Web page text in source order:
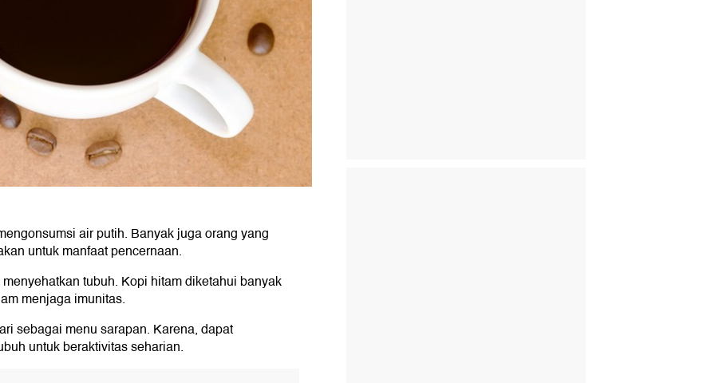
air putih. Banyak juga orang yang
untuk manfaat pencernaan.
tubuh. Kopi hitam diketahui banyak
menjaga imunitas.
sebagai menu sarapan. Karena, dapat
untuk beraktivitas seharian.